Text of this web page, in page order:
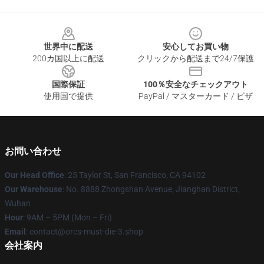
世界中に配送
200カ国以上に配送
安心してお買い物
クリックから配送まで24/7保護
国際保証
使用国で提供
100％安全なチェックアウト
PayPal / マスターカード / ビザ
お問い合わせ
Our Head Office: 25 Taylor St, San Francisco, CA 94102
Our Warehouse: No. 8888 Zhongshan Avenue, Jianghan District,
Wuhan
Hour: 9AM – 5PM (Mon – Fri)
Email : contact@orcs-must-die-3.shop
会社案内